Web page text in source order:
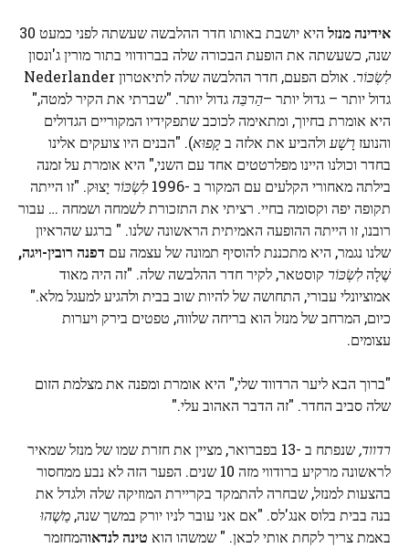
אידינה מנזל
היא יושבת באותו חדר ההלבשה שעשתה לפני כמעט 30
שנה, כשעשתה את הופעת הבכורה שלה בברודווי בתור מורין ג'ונסון
לִשְׂכּוֹר.
אולם הפעם, חדר ההלבשה שלה לתיאטרון Nederlander
גדול יותר – גדול יותר –הַרבֵּהגדול יותר. "שברתי את הקיר למטה,"
היא אומרת בחיוך, ומתאימה לכוכב שתפקידיו המקוריים הגדולים
והנועז רָשָׁעולהביע את אלזה בקָפוּא). "הבנים היו צועקים אלינו
בחדר וכולנו היינו מפלרטטים אחד עם השני," היא אומרת על זמנה
בילתה מאחורי הקלעים עם המקור ב -1996
לִשְׂכּוֹר יָצוּק. "זו הייתה
תקופה יפה וקסומה בחיי. רציתי את התזכורת לשמחה ושמחה … עבור
רובנו, זו הייתה ההופעה האמיתית הראשונה שלנו. " ברגע שהראיון
שלנו נגמר, היא מתכננת להוסיף תמונה של עצמה עם דפנה רובין-ויגה,
שֶׁלָהלִשְׂכּוֹר קוסטאר, לקיר חדר ההלבשה שלה. "זה היה מאוד
אמוציונלי עבורי, התחושה של להיות שוב בבית ולהגיע למעגל מלא."
כיום, המרחב של מנזל הוא בריחה שלווה, טפטים בירק ויערות
עצומים.
"ברוך הבא ליער הרדווד שלי," היא אומרת ומפנה את מצלמת הזום
שלה סביב החדר. "זה הדבר האהוב עלי."
רדווד,
שנפתח ב -13 בפברואר, מציין את חזרת שמו של מנזל שמאיר
לראשונה מרקיע ברודווי מזה 10 שנים. הפער הזה לא נבע ממחסור
בהצעות למנזל, שבחרה להתמקד בקריירת המוזיקה שלה ולגדל את
בנה בבית בלוס אנג'לס. "אם אני עובר לניו יורק במשך שנה, מַשֶׁהוּ
באמת צריך לקחת אותי לכאן. " שמשהו הוא טינה לנדאוהמחזמר